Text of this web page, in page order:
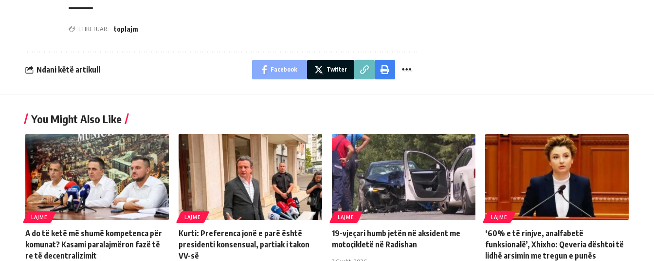
ETIKETUAR: toplajm
Ndani këtë artikull Facebook Twitter
You Might Also Like
LAJME
A do të ketë më shumë kompetenca për
komunat? Kasami paralajmëron fazë të
re të decentralizimit
LAJME
Kurti: Preferenca jonë e parë është
presidenti konsensual, partiak i takon
VV-së
LAJME
19-vjeçari humb jetën në aksident me
motoçikletë në Radishan
LAJME
‘60% e të rinjve, analfabetë
funksionalë’, Xhixho: Qeveria dështoi të
lidhë arsimin me tregun e punës